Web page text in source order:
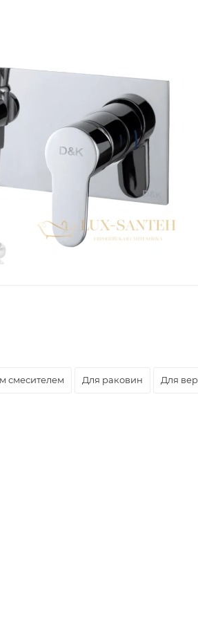
смесителем Для раковин Для